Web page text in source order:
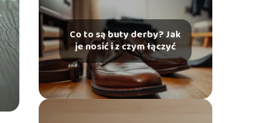
Co to są buty derby? Jak
je nosić i z czym łączyć